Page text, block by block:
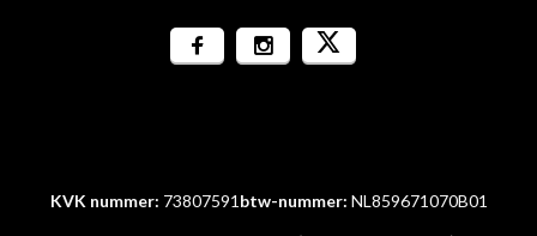
KVK nummer: 73807591 btw-nummer: NL859671070B01